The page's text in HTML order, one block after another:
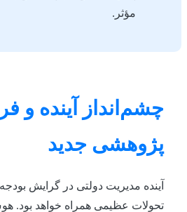
مؤثر.
چشم‌انداز آینده و
پژوهشی جدید
آینده مدیریت دولتی در گرایش
تحولات عظیمی همراه خواهد بود.